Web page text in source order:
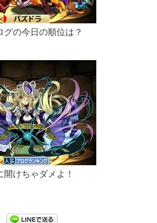
グの今日の順位は？
開けちゃダメよ！